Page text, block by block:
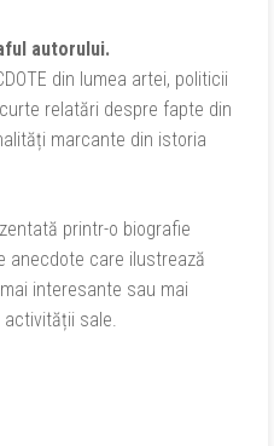
lei.
autorului.
din lumea artei, politicii
relatări despre fapte din
marcante din istoria
printr-o biografie
anecdote care ilustrează
interesante sau mai
sale.